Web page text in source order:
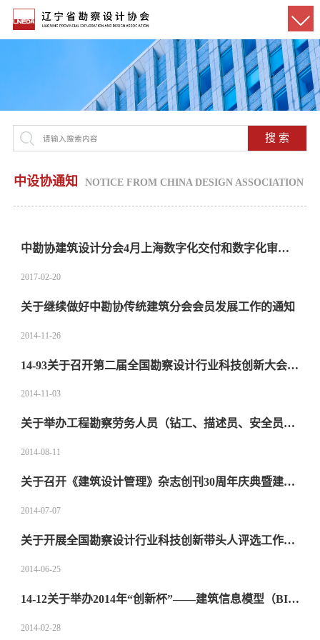
搜 索
中设协通知 NOTICE FROM CHINA DESIGN ASSOCIATION
中勘协建筑设计分会4月上海数字化交付和数字化审图成果交流会
2017-02-20
关于继续做好中勘协传统建筑分会会员发展工作的通知
2014-11-26
14-93关于召开第二届全国勘察设计行业科技创新大会的通知
2014-11-03
关于举办工程勘察劳务人员（钻工、描述员、安全员、测量员）岗位培训班的通知(1)
2014-08-11
关于召开《建筑设计管理》杂志创刊30周年庆典暨建筑设计行业发展与管理创新论坛的通知
2014-07-07
关于开展全国勘察设计行业科技创新带头人评选工作的通知
2014-06-25
14-12关于举办2014年“创新杯”——建筑信息模型（BIM）设计大赛的通知
2014-02-28